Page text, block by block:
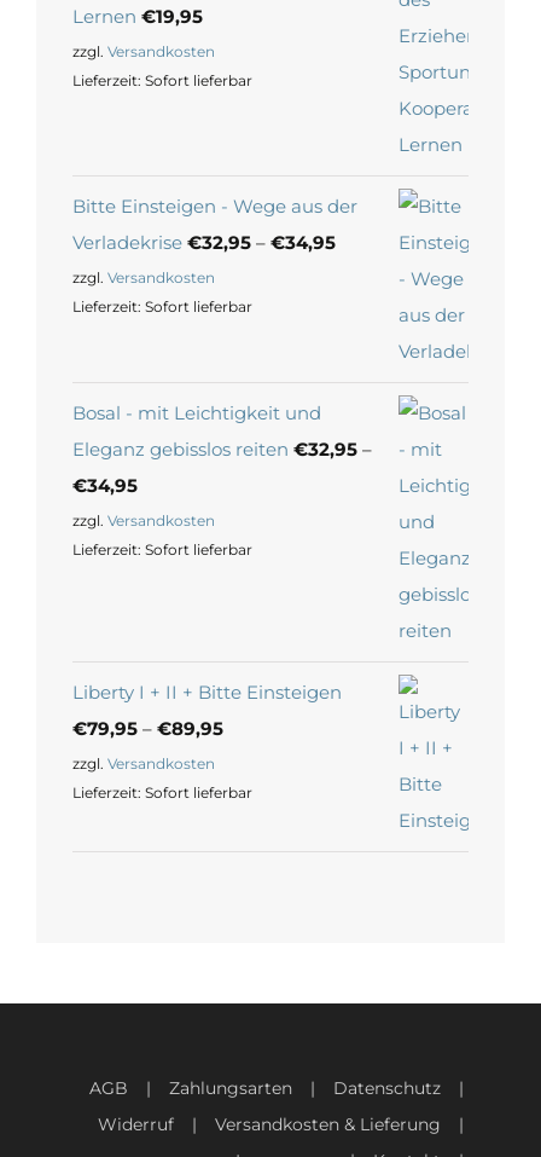
Lernen €19,95
zzgl. Versandkosten
Lieferzeit: Sofort lieferbar
Bitte Einsteigen - Wege aus der
Verladekrise €32,95 – €34,95
zzgl. Versandkosten
Lieferzeit: Sofort lieferbar
Bosal - mit Leichtigkeit und
Eleganz gebisslos reiten €32,95 –
€34,95
zzgl. Versandkosten
Lieferzeit: Sofort lieferbar
Liberty I + II + Bitte Einsteigen
€79,95 – €89,95
zzgl. Versandkosten
Lieferzeit: Sofort lieferbar
AGB Zahlungsarten
Datenschutz
Widerruf
Versandkosten & Lieferung